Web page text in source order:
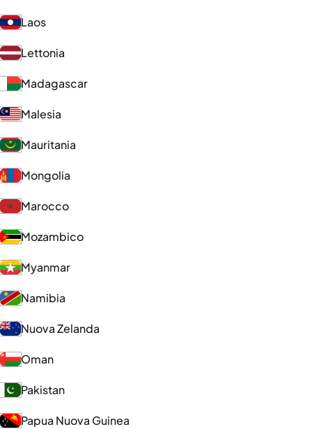
Laos
Lettonia
Madagascar
Malesia
Mauritania
Mongolia
Marocco
Mozambico
Myanmar
Namibia
Nuova Zelanda
Oman
Pakistan
Papua Nuova Guinea